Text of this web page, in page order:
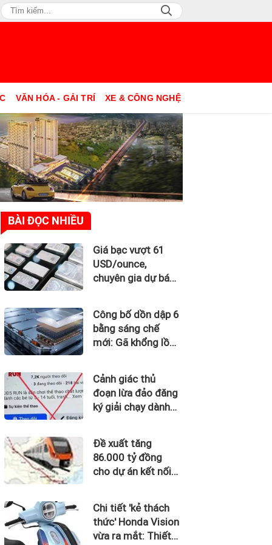
VĂN HÓA - GẢI TRÍ XE & CÔNG NGHỆ
BÀI ĐỌC NHIỀU
Giá bạc vượt 61
USD/ounce,
chuyên gia dự báo
Công bố dồn dập 6
bằng sáng chế
mới: Gã khổng lồ
pin cho phép sạc 1
lần đi từ Hà Nội
đến TP.HCM
Cảnh giác thủ
đoạn lừa đảo đăng
ký giải chạy dành
Đề xuất tăng
86.000 tỷ đồng
cho dự án kết nối
hùng quan Tây
Bắc”
Chi tiết 'kẻ thách
thức' Honda Vision
vừa ra mắt: Thiết